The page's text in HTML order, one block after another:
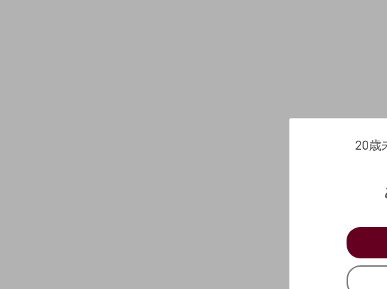
20歳
20歳
ロ
（自